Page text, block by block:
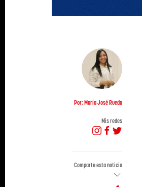
Por: María José Rueda
Mis redes
Comparte esta noticia